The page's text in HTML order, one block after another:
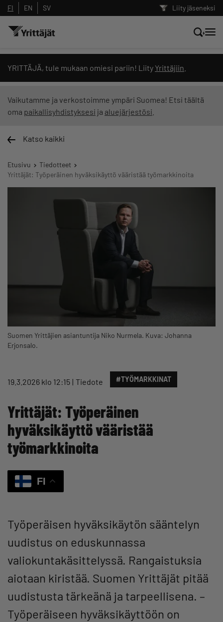
Liity jäseneksi
FI EN SV
YRITTÄJÄ, tule mukaan omiesi pariin! Liity Yrittäjiin
Vaikutamme ja verkostoimme ympäri Suomea! Etsi täältä
oma paikallisyhdistyksesi ja aluejärjestösi
Katso kaikki
Etusivu
Tiedotteet
Yrittäjät: Työperäinen hyväksikäyttö vääristää työmarkkinoita
Suomen Yrittäjien asiantuntija Niko Nurmela. Kuva: Johanna
Erjonsalo.
19.3.2026 klo 12:15 Tiedote #TYÖMARKKINAT
Yrittäjät: Työperäinen
hyväksikäyttö vääristää
työmarkkinoita
FI
Työperäisen hyväksikäytön sääntelyn
uudistus on eduskunnassa
valiokuntakäsittelyssä. Rangaistuksia
aiotaan kiristää. Suomen Yrittäjät pitää
uudistusta tärkeänä ja tarpeellisena. –
Työperäiseen hyväksikäyttöön on
Hae sivustolta tai kysy suoraan
Yrittäjien tekoälyltä